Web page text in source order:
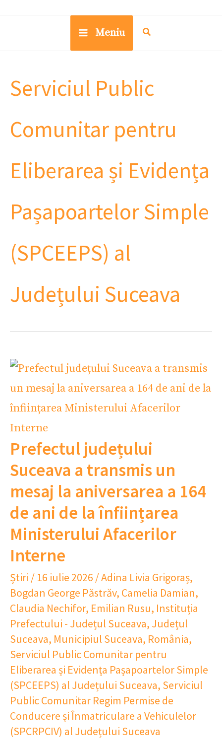
Meniu
Serviciul Public
Comunitar pentru
Eliberarea și Evidența
Pașapoartelor Simple
(SPCEEPS) al
Județului Suceava
Prefectul județului
Suceava a transmis un
mesaj la aniversarea a 164
de ani de la înființarea
Ministerului Afacerilor
Interne
Știri / 16 iulie 2026 /Adina Livia Grigoraș,
Bogdan George Păstrăv, Camelia Damian,
Claudia Nechifor, Emilian Rusu, Instituția
Prefectului - Județul Suceava, Județul
Suceava, Municipiul Suceava, România,
Serviciul Public Comunitar pentru
Eliberarea și Evidența Pașapoartelor Simple
(SPCEEPS) al Județului Suceava, Serviciul
Public Comunitar Regim Permise de
Conducere și Înmatriculare a Vehiculelor
(SPCRPCIV) al Județului Suceava